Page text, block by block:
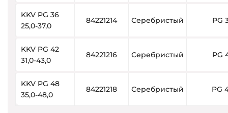
KKV PG 36
25,0-37,0
84221214 Серебристый PG
KKV PG 42
31,0-43,0
84221216 Серебристый PG
KKV PG 48
35,0-48,0
84221218 Серебристый PG